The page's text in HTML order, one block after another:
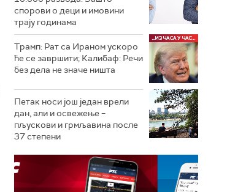
спорови о деци и имовини
трају годинама
Трамп: Рат са Ираном ускоро
ће се завршити; Калибаф: Речи
без дела не значе ништа
Петак носи још један врели
дан, али и освежење –
пљускови и грмљавина после
37 степени